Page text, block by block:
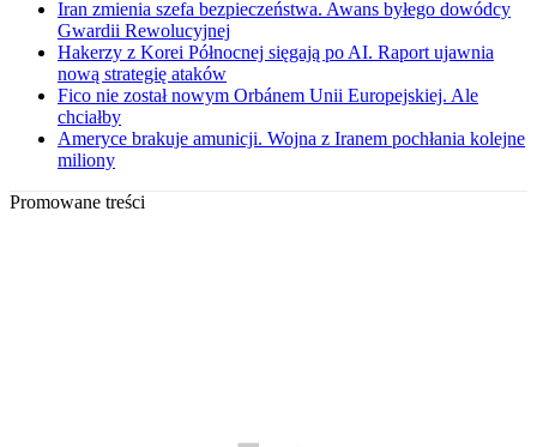
Iran zmienia szefa bezpieczeństwa. Awans byłego dowódcy
Gwardii Rewolucyjnej
Hakerzy z Korei Północnej sięgają po AI. Raport ujawnia
nową strategię ataków
Fico nie został nowym Orbánem Unii Europejskiej. Ale
chciałby
Ameryce brakuje amunicji. Wojna z Iranem pochłania kolejne
miliony
Promowane treści